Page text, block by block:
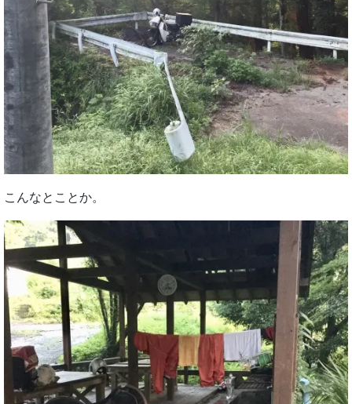
こんなとことか。